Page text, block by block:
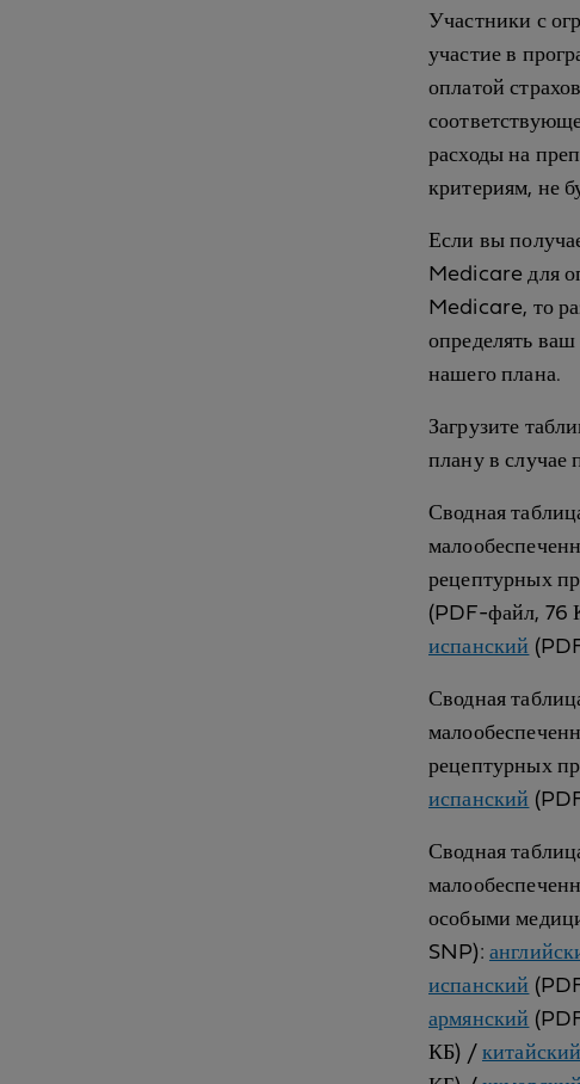
Участники с
участие в
оплатой
расходы на
критериям, не
Если вы
Medicare для
Medicare, то
определять
нашего плана.
Загрузите
плану в случае
Сводная
рецептурных
(PDF-файл, 76
испанский
Сводная
рецептурных
испанский
Сводная
особыми
SNP):
испанский
армянский
КБ) /